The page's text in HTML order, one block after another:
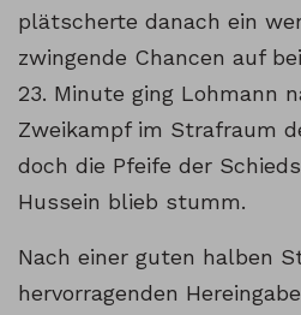
plätscherte danach ein
zwingende Chancen auf
23. Minute ging Lohmann
Zweikampf im Strafraum
doch die Pfeife der
Hussein blieb stumm.
Nach einer guten halben
hervorragenden